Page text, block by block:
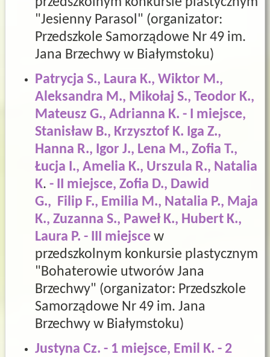
"Jesienny Parasol" (organizator:
Przedszkole Samorządowe Nr 49 im.
Jana Brzechwy w Białymstoku)
Patrycja S., Laura K., Wiktor M.,
Aleksandra M., Mikołaj S., Teodor K.,
Mateusz G., Adrianna K. - I miejsce,
Stanisław B., Krzysztof K. Iga Z.,
Hanna R., Igor J., Lena M., Zofia T.,
Łucja I., Amelia K., Urszula R., Natalia
K. - II miejsce, Zofia D., Dawid
G., Filip F., Emilia M., Natalia P., Maja
K., Zuzanna S., Paweł K., Hubert K.,
Laura P. - III miejsce w
przedszkolnym konkursie plastycznym
"Bohaterowie utworów Jana
Brzechwy" (organizator: Przedszkole
Samorządowe Nr 49 im. Jana
Brzechwy w Białymstoku)
Justyna Cz. - 1 miejsce, Emil K. - 2